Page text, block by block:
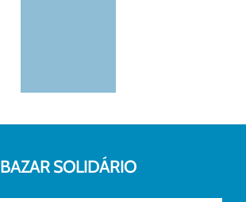
BAZAR SOLIDÁRIO